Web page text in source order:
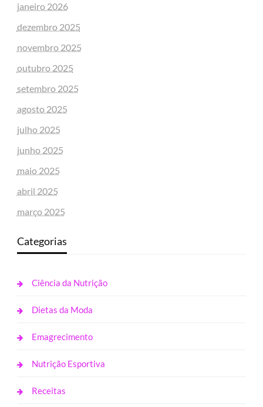
janeiro 2026
dezembro 2025
novembro 2025
outubro 2025
setembro 2025
agosto 2025
julho 2025
junho 2025
maio 2025
abril 2025
março 2025
Categorias
Ciência da Nutrição
Dietas da Moda
Emagrecimento
Nutrição Esportiva
Receitas